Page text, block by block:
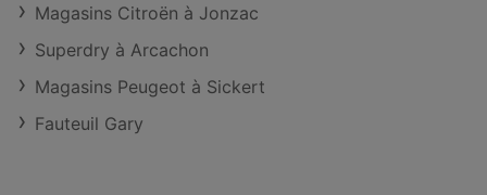
Magasins Citroën à Jonzac
Superdry à Arcachon
Magasins Peugeot à Sickert
Fauteuil Gary